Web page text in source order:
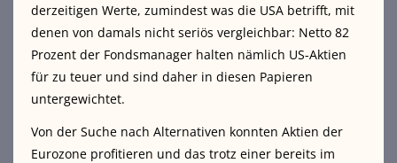
derzeitigen Werte, zumindest was die USA betrifft, mit
denen von damals nicht seriös vergleichbar: Netto 82
Prozent der Fondsmanager halten nämlich US-Aktien
für zu teuer und sind daher in diesen Papieren
untergewichtet.
Von der Suche nach Alternativen konnten Aktien der
Eurozone profitieren und das trotz einer bereits im